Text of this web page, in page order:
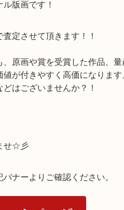
絵画をお買取りいたしま
限定数400枚の一つで、フ
ル版画です！
値が付きやすく高価になり